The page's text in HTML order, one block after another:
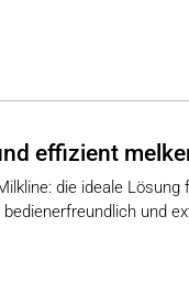
effizient
die ideale Lösung
und